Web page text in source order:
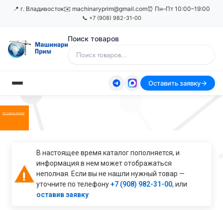
📍 г. Владивосток✉️ machinaryprim@gmail.com⏰ Пн–Пт 10:00–19:00
📞 +7 (908) 982-31-00
Поиск товаров
Оставить заявку
Оставить заявку
В настоящее время каталог пополняется, и
информация в нем может отображаться
неполная. Если вы не нашли нужный товар —
уточните по телефону+7 (908) 982-31-00, или
оставив заявку